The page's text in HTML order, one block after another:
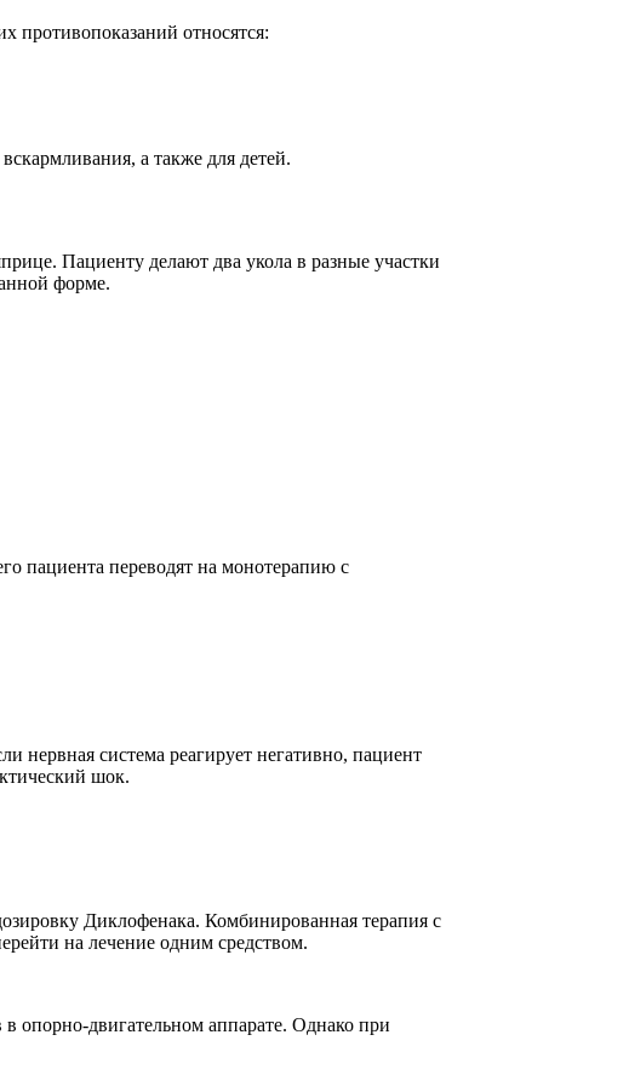
противопоказаний относятся:
а также для детей.
Пациенту делают два укола в разные участки
форме.
пациента переводят на монотерапию с
система реагирует негативно, пациент
шок.
Диклофенака. Комбинированная терапия с
на лечение одним средством.
опорно-двигательном аппарате. Однако при